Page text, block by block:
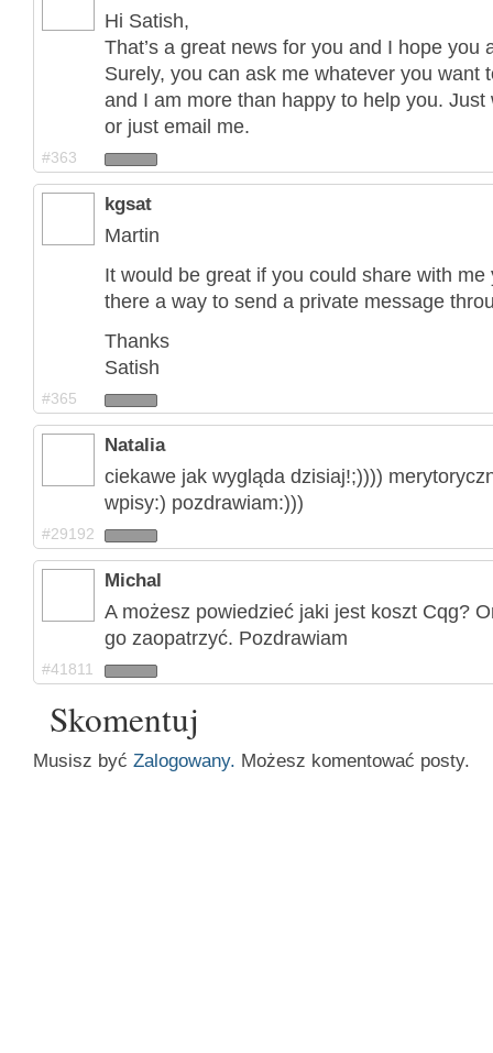
Hi Satish,
That’s a great news for you and I hope
Surely, you can ask me whatever you want
and I am more than happy to help you.
or just email me.
#363
kgsat
Martin
It would be great if you could share with
there a way to send a private message
Thanks
Satish
#365
Natalia
ciekawe jak wygląda dzisiaj!;))))
wpisy:) pozdrawiam:)))
#29192
Michal
A możesz powiedzieć jaki jest koszt Cqg?
go zaopatrzyć. Pozdrawiam
#41811
Skomentuj
Musisz być Zalogowany. Możesz komentować posty.